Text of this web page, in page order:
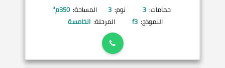
حمامات: 3 نوم: 3 المساحة: 350م²
النموذج: f3 المرحلة: الخامسة